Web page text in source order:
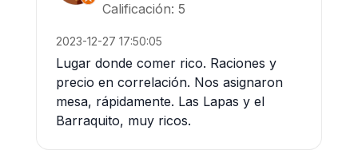
Calificación: 5
2023-12-27 17:50:05
Lugar donde comer rico. Raciones y
precio en correlación. Nos asignaron
mesa, rápidamente. Las Lapas y el
Barraquito, muy ricos.